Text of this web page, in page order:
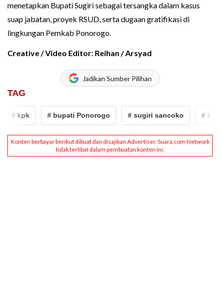
menetapkan Bupati Sugiri sebagai tersangka dalam kasus
suap jabatan, proyek RSUD, serta dugaan gratifikasi di
lingkungan Pemkab Ponorogo.
Creative / Video Editor: Reihan / Arsyad
Jadikan Sumber Pilihan
TAG
# kpk # bupati Ponorogo # sugiri sancoko #